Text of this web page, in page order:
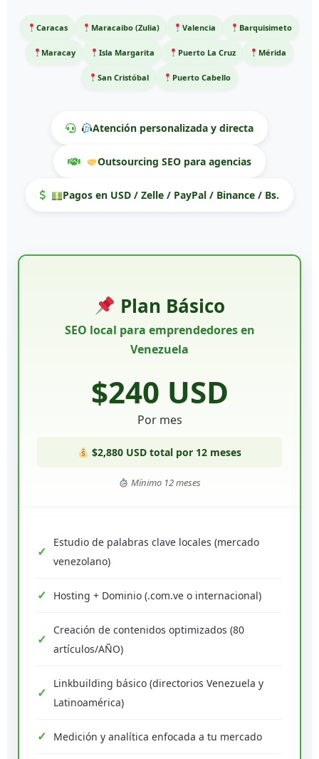
Caracas Maracaibo (Zulia) Valencia Barquisimeto
Maracay Isla Margarita Puerto La Cruz Mérida
San Cristóbal Puerto Cabello
Atención personalizada y directa
Outsourcing SEO para agencias
Pagos en USD / Zelle / PayPal / Binance / Bs.
Plan Básico
SEO local para emprendedores en
Venezuela
$240 USD
Por mes
$2,880 USD total por 12 meses
Mínimo 12 meses
Estudio de palabras clave locales (mercado
venezolano)
Hosting + Dominio (.com.ve o internacional)
Creación de contenidos optimizados (80
artículos/AÑO)
Linkbuilding básico (directorios Venezuela y
Latinoamérica)
Medición y analítica enfocada a tu mercado